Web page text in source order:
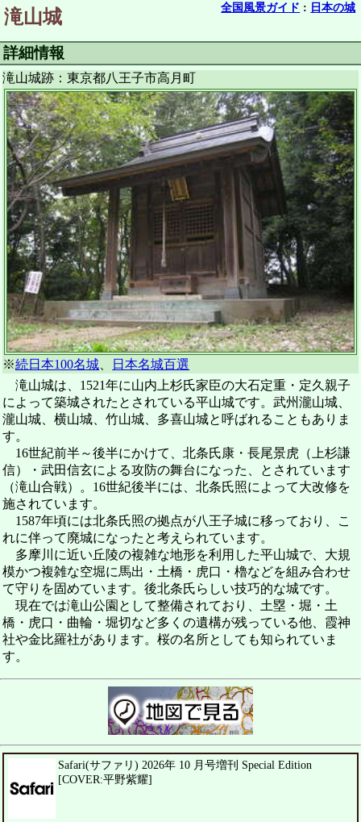
全国風景ガイド : 日本の城
滝山城
詳細情報
滝山城跡：東京都八王子市高月町
※続日本100名城
日本名城百選
滝山城は、1521年に山内上杉氏家臣の大石定重・定久親子
によって築城されたとされている平山城です。武州瀧山城、
瀧山城、横山城、竹山城、多喜山城と呼ばれることもありま
す。
16世紀前半～後半にかけて、北条氏康・長尾景虎（上杉謙
信）・武田信玄による攻防の舞台になった、とされています
（滝山合戦）。16世紀後半には、北条氏照によって大改修を
施されています。
1587年頃には北条氏照の拠点が八王子城に移っており、こ
れに伴って廃城になったと考えられています。
多摩川に近い丘陵の複雑な地形を利用した平山城で、大規
模かつ複雑な空堀に馬出・土橋・虎口・櫓などを組み合わせ
て守りを固めています。後北条氏らしい技巧的な城です。
現在では滝山公園として整備されており、土塁・堀・土
橋・虎口・曲輪・堀切など多くの遺構が残っている他、霞神
社や金比羅社があります。桜の名所としても知られていま
す。
Safari(サファリ) 2026年 10 月号増刊 Special Edition
[COVER:平野紫耀]